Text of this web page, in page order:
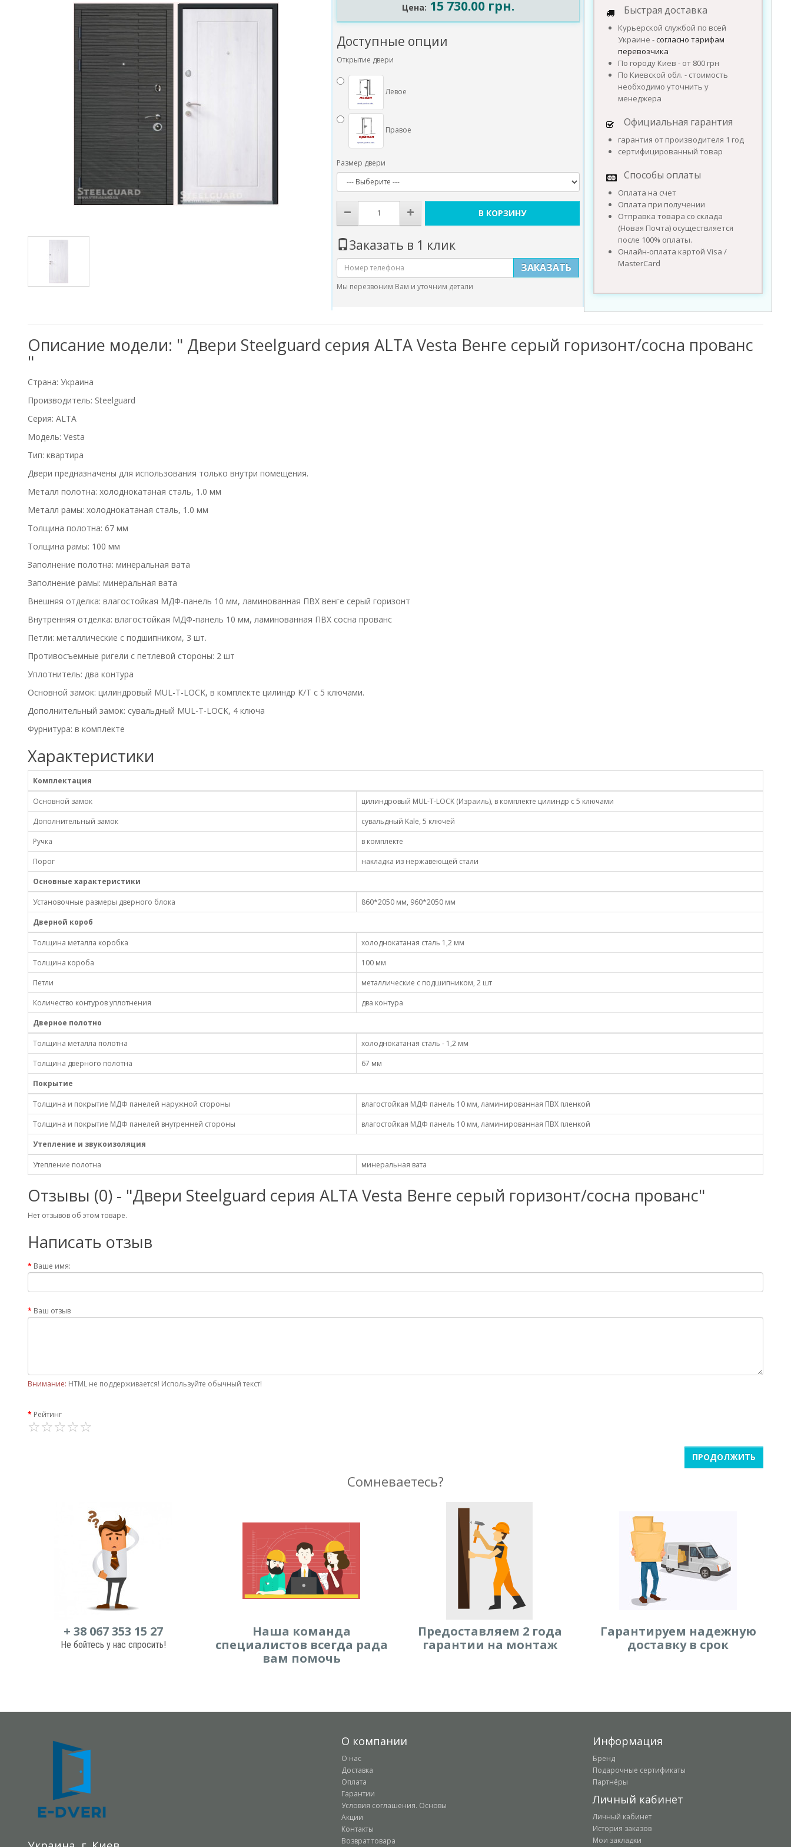
Цена: 15 730.00 грн.
Доступные опции
Открытие двери
Левое
Правое
Размер двери
В КОРЗИНУ
Заказать в 1 клик
ЗАКАЗАТЬ
Мы перезвоним Вам и уточним детали
Быстрая доставка
Курьерской службой по всей
Украине -согласно тарифам
перевозчика
По городу Киев - от 800 грн
По Киевской обл. - стоимость
необходимо уточнить у
менеджера
Официальная гарантия
гарантия от производителя 1 год
сертифицированный товар
Способы оплаты
Оплата на счет
Оплата при получении
Отправка товара со склада
(Новая Почта) осуществляется
после 100% оплаты.
Онлайн-оплата картой Visa /
MasterCard
Описание модели: " Двери Steelguard серия АLTA Vesta Венге серый горизонт/сосна прованс
"
Страна: Украина
Производитель: Steelguard
Серия: ALTA
Модель: Vesta
Тип: квартира
Двери предназначены для использования только внутри помещения.
Металл полотна: холоднокатаная сталь, 1.0 мм
Металл рамы: холоднокатаная сталь, 1.0 мм
Толщина полотна: 67 мм
Толщина рамы: 100 мм
Заполнение полотна: минеральная вата
Заполнение рамы: минеральная вата
Внешняя отделка: влагостойкая МДФ-панель 10 мм, ламинованная ПВХ венге серый горизонт
Внутренняя отделка: влагостойкая МДФ-панель 10 мм, ламинованная ПВХ сосна прованс
Петли: металлические с подшипником, 3 шт.
Противосъемные ригели с петлевой стороны: 2 шт
Уплотнитель: два контура
Основной замок: цилиндровый MUL-T-LOCK, в комплекте цилиндр К/Т с 5 ключами.
Дополнительный замок: сувальдный MUL-T-LOCK, 4 ключа
Фурнитура: в комплекте
Характеристики
Комплектация
Основной замок
цилиндровый MUL-T-LOCK (Израиль), в комплекте цилиндр с 5 ключами
Дополнительный замок
сувальдный Kale, 5 ключей
Ручка
в комплекте
Порог
накладка из нержавеющей стали
Основные характеристики
Установочные размеры дверного блока
860*2050 мм, 960*2050 мм
Дверной короб
Толщина металла коробка
холоднокатаная сталь 1,2 мм
Толщина короба
100 мм
Петли
металлические с подшипником, 2 шт
Количество контуров уплотнения
два контура
Дверное полотно
Толщина металла полотна
холоднокатаная сталь - 1,2 мм
Толщина дверного полотна
67 мм
Покрытие
Толщина и покрытие МДФ панелей наружной стороны
влагостойкая МДФ панель 10 мм, ламинированная ПВХ пленкой
Толщина и покрытие МДФ панелей внутренней стороны
влагостойкая МДФ панель 10 мм, ламинированная ПВХ пленкой
Утепление и звукоизоляция
Утепление полотна минеральная вата
Отзывы (0) - "Двери Steelguard серия АLTA Vesta Венге серый горизонт/сосна прованс"
Нет отзывов об этом товаре.
Написать отзыв
Ваше имя:
Ваш отзыв
Внимание: HTML не поддерживается! Используйте обычный текст!
Рейтинг
ПРОДОЛЖИТЬ
Сомневаетесь?
+ 38 067 353 15 27
Не бойтесь у нас спросить!
Наша команда
специалистов всегда рада
вам помочь
Предоставляем 2 года
гарантии на монтаж
Гарантируем надежную
доставку в срок
О компании
О нас
Доставка
Оплата
Гарантии
Условия соглашения. Основы
Акции
Контакты
Возврат товара
Информация
Бренд
Подарочные сертификаты
Партнёры
Личный кабинет
Личный кабинет
История заказов
Мои закладки